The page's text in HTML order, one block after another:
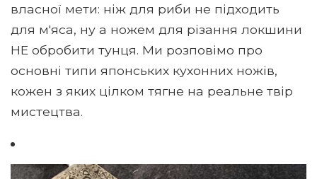
власної мети: ніж для риби не підходить
для м'яса, ну а ножем для різання локшини
НЕ обробити тунця. Ми розповімо про
основні типи японських кухонних ножів,
кожен з яких цілком тягне на реальне твір
мистецтва.